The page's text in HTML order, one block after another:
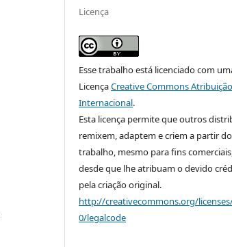
Licença
Esse trabalho está licenciado com
LicençaCreative Commons
Internacional.
Esta licença permite que outros
remixem, adaptem e criem a partir
trabalho, mesmo para fins
desde que lhe atribuam o devido
pela criação original.
http://creativecommons.org/
0/legalcode